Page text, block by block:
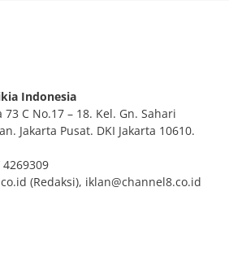
Indonesia
73 C No.17 – 18. Kel. Gn. Sahari
Jakarta Pusat. DKI Jakarta 10610.
(Redaksi), iklan@channel8.co.id